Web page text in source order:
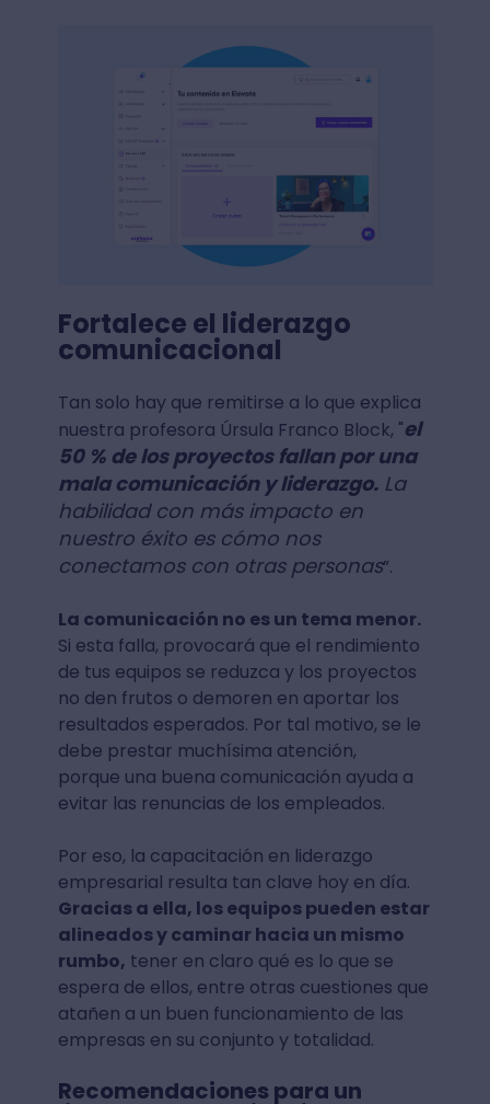
Fortalece el liderazgo
comunicacional
Tan solo hay que remitirse a lo que explica
nuestra profesora Úrsula Franco Block, "el
50 % de los proyectos fallan por una
mala comunicación y liderazgo.La
habilidad con más impacto en
nuestro éxito es cómo nos
conectamos con otras personas”.
La comunicación no es un tema menor.
Si esta falla, provocará que el rendimiento
de tus equipos se reduzca y los proyectos
no den frutos o demoren en aportar los
resultados esperados. Por tal motivo, se le
debe prestar muchísima atención,
porque una buena comunicación ayuda a
evitar las renuncias de los empleados.
Por eso, la capacitación en liderazgo
empresarial resulta tan clave hoy en día.
Gracias a ella, los equipos pueden estar
alineados y caminar hacia un mismo
rumbo, tener en claro qué es lo que se
espera de ellos, entre otras cuestiones que
atañen a un buen funcionamiento de las
empresas en su conjunto y totalidad.
Recomendaciones para un